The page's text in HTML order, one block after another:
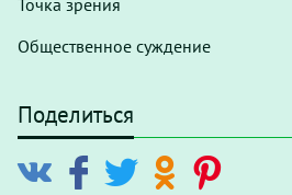
Точка зрения
Общественное суждение
Поделиться